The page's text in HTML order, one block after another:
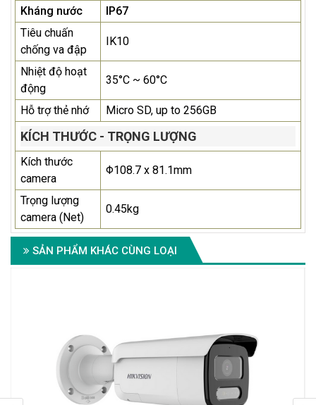
Kháng nước
IP67
Tiêu chuấn
chống va đập
IK10
Nhiệt độ hoạt
động
35°C ~ 60°C
Hỗ trợ thẻ nhớ Micro SD, up to 256GB
KÍCH THƯỚC - TRỌNG LƯỢNG
Kích thước
camera
Φ108.7 x 81.1mm
Trọng lượng
camera (Net)
0.45kg
SẢN PHẨM KHÁC CÙNG LOẠI